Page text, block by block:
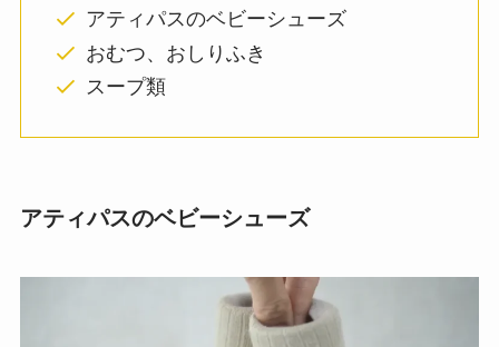
アティパスのベビーシューズ
おむつ、おしりふき
スープ類
アティパスのベビーシューズ